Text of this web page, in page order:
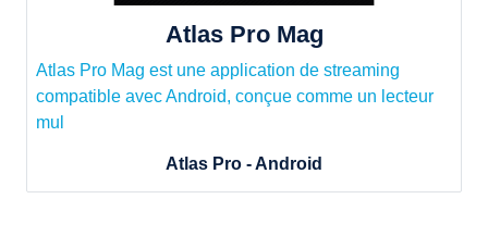
Atlas Pro Mag
Atlas Pro Mag est une application de streaming
compatible avec Android, conçue comme un lecteur
mul
Atlas Pro - Android